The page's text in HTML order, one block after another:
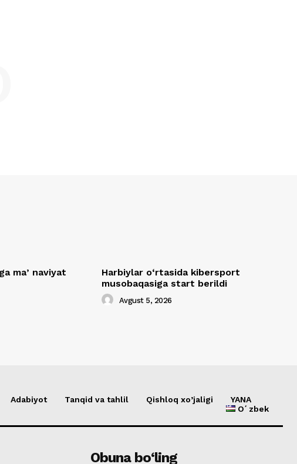
maʼnaviyat
Harbiylar o‘rtasida kibersport
musobaqasiga start berildi
Avgust 5, 2026
Adabiyot Tanqid va tahlil Qishloq xo’jaligi
YANA
Oʻzbek
Obuna bo‘ling